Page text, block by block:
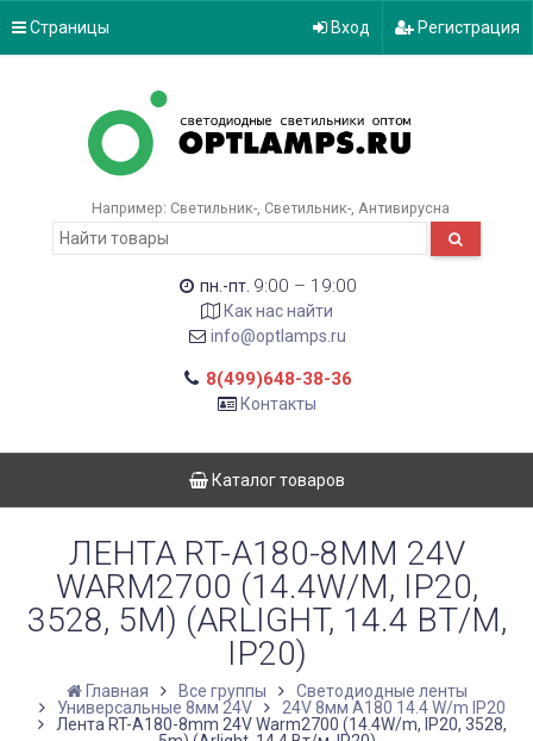
Страницы Вход Регистрация
Например: Светильник- Светильник- Антивирусна
пн.-пт. 9:00 – 19:00
Как нас найти
info@optlamps.ru
8(499)648-38-36
Контакты
Каталог товаров
ЛЕНТА RT-A180-8MM 24V
WARM2700 (14.4W/M, IP20,
3528, 5M) (ARLIGHT, 14.4 ВТ/М,
IP20)
Главная Все группы
Светодиодные ленты
Универсальные 8мм 24V
24V 8мм A180 14.4 W/m IP20
Лента RT-A180-8mm 24V Warm2700 (14.4W/m, IP20, 3528,